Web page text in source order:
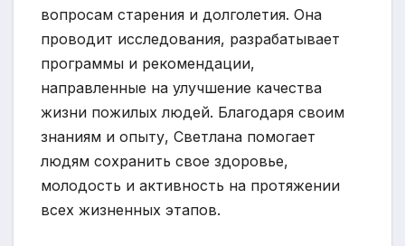
вопросам старения и долголетия. Она
проводит исследования, разрабатывает
программы и рекомендации,
направленные на улучшение качества
жизни пожилых людей. Благодаря своим
знаниям и опыту, Светлана помогает
людям сохранить свое здоровье,
молодость и активность на протяжении
всех жизненных этапов.